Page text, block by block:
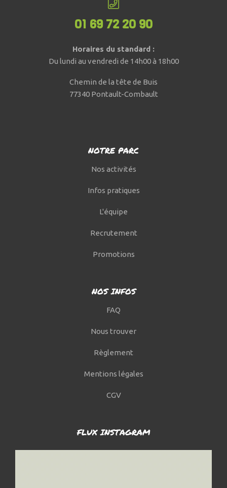
01 69 72 20 90
Horaires du standard :
Du lundi au vendredi de 14h00 à 18h00
Chemin de la tête de Buis
77340 Pontault-Combault
NOTRE PARC
Nos activités
Infos pratiques
L'équipe
Recrutement
Promotions
NOS INFOS
FAQ
Nous trouver
Règlement
Mentions légales
CGV
FLUX INSTAGRAM